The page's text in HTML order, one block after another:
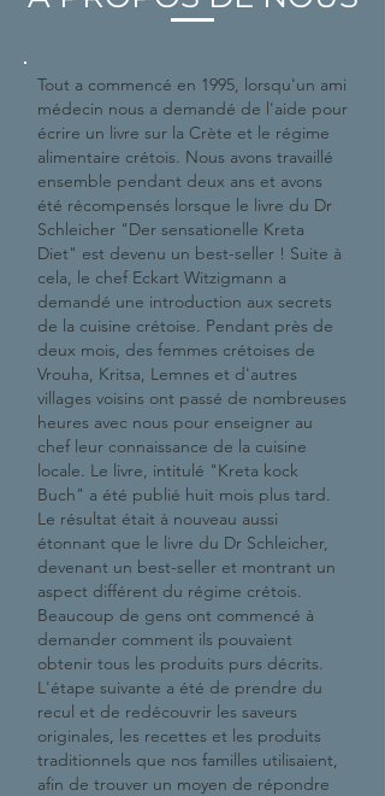
Tout a commencé en 1995, lorsqu'un ami
médecin nous a demandé de l'aide pour
écrire un livre sur la Crète et le régime
alimentaire crétois. Nous avons travaillé
ensemble pendant deux ans et avons
été récompensés lorsque le livre du Dr
Schleicher "Der sensationelle Kreta
Diet" est devenu un best-seller ! Suite à
cela, le chef Eckart Witzigmann a
demandé une introduction aux secrets
de la cuisine crétoise. Pendant près de
deux mois, des femmes crétoises de
Vrouha, Kritsa, Lemnes et d'autres
villages voisins ont passé de nombreuses
heures avec nous pour enseigner au
chef leur connaissance de la cuisine
locale. Le livre, intitulé "Kreta kock
Buch" a été publié huit mois plus tard.
Le résultat était à nouveau aussi
étonnant que le livre du Dr Schleicher,
devenant un best-seller et montrant un
aspect différent du régime crétois.
Beaucoup de gens ont commencé à
demander comment ils pouvaient
obtenir tous les produits purs décrits.
L'étape suivante a été de prendre du
recul et de redécouvrir les saveurs
originales, les recettes et les produits
traditionnels que nos familles utilisaient,
afin de trouver un moyen de répondre